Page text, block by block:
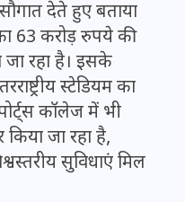
देते हुए बताया
63 करोड़ रुपये की
रहा है। इसके
स्टेडियम का
कॉलेज में भी
जा रहा है,
सुविधाएं मिल